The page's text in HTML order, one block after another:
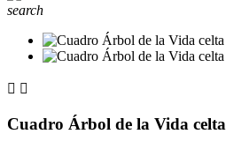
search
 
Cuadro Árbol de la Vida celta